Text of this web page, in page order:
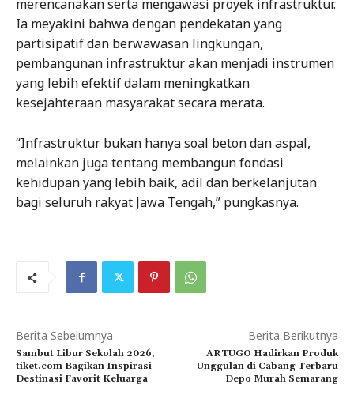
merencanakan serta mengawasi proyek infrastruktur.
Ia meyakini bahwa dengan pendekatan yang
partisipatif dan berwawasan lingkungan,
pembangunan infrastruktur akan menjadi instrumen
yang lebih efektif dalam meningkatkan
kesejahteraan masyarakat secara merata.
“Infrastruktur bukan hanya soal beton dan aspal,
melainkan juga tentang membangun fondasi
kehidupan yang lebih baik, adil dan berkelanjutan
bagi seluruh rakyat Jawa Tengah,” pungkasnya.
Berita Sebelumnya
Sambut Libur Sekolah 2026,
tiket.com Bagikan Inspirasi
Destinasi Favorit Keluarga
Berita Berikutnya
ARTUGO Hadirkan Produk
Unggulan di Cabang Terbaru
Depo Murah Semarang